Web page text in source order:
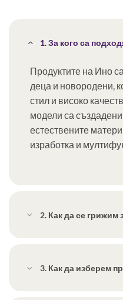
1. За кого са
Продуктите на Ино
деца и новородени,
стил и високо
модели са
естествените
изработка и
2. Как да се грижим
3. Как да изберем